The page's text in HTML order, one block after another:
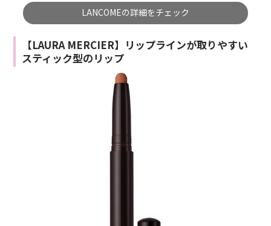
LANCOMEの詳細をチェック
【LAURA MERCIER】リップラインが取りやすい
スティック型のリップ